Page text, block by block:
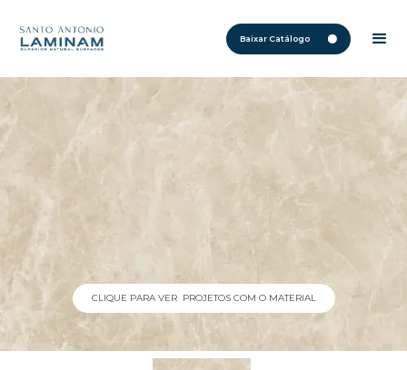
Baixar Catálogo
CLIQUE PARA VER PROJETOS COM O MATERIAL